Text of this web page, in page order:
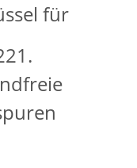
für